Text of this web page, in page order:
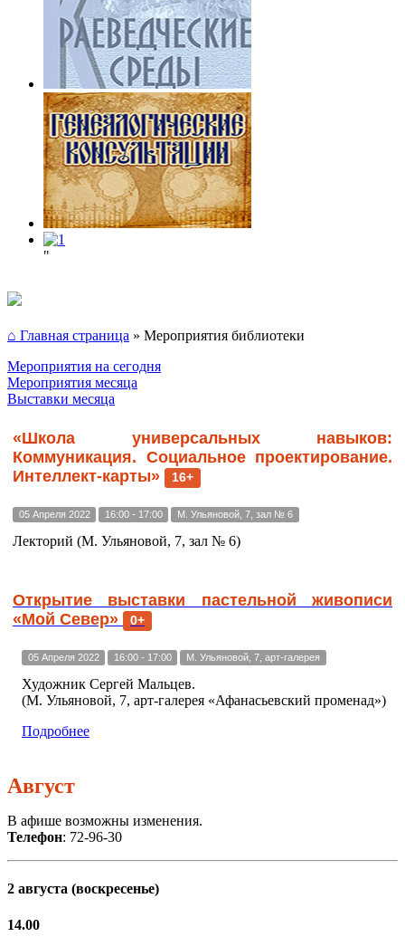
"
⌂ Главная страница » Мероприятия библиотеки
Мероприятия на сегодня
Мероприятия месяца
Выставки месяца
«Школа универсальных навыков:
Коммуникация. Социальное проектирование.
Интеллект-карты»
16+
05 Апреля 2022 16:00 - 17:00 М. Ульяновой, 7, зал № 6
Лекторий (М. Ульяновой, 7, зал № 6)
Открытие выставки пастельной живописи
«Мой Север»
0+
05 Апреля 2022 16:00 - 17:00 М. Ульяновой, 7, арт-галерея
Художник Сергей Мальцев.
(М. Ульяновой, 7, арт-галерея «Афанасьевский променад»)
Подробнее
Август
В афише возможны изменения.
Телефон: 72-96-30
2 августа (воскресенье)
14.00